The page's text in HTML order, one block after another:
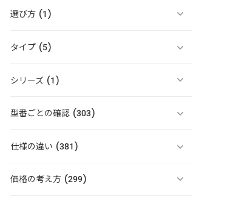
選び方 (1)
タイプ (5)
シリーズ (1)
型番ごとの確認 (303)
仕様の違い (381)
価格の考え方 (299)